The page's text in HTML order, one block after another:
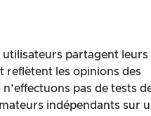
partagent leurs
reflètent les opinions des
pas de tests
indépendants sur